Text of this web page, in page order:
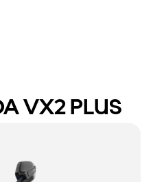
VX2 PLUS